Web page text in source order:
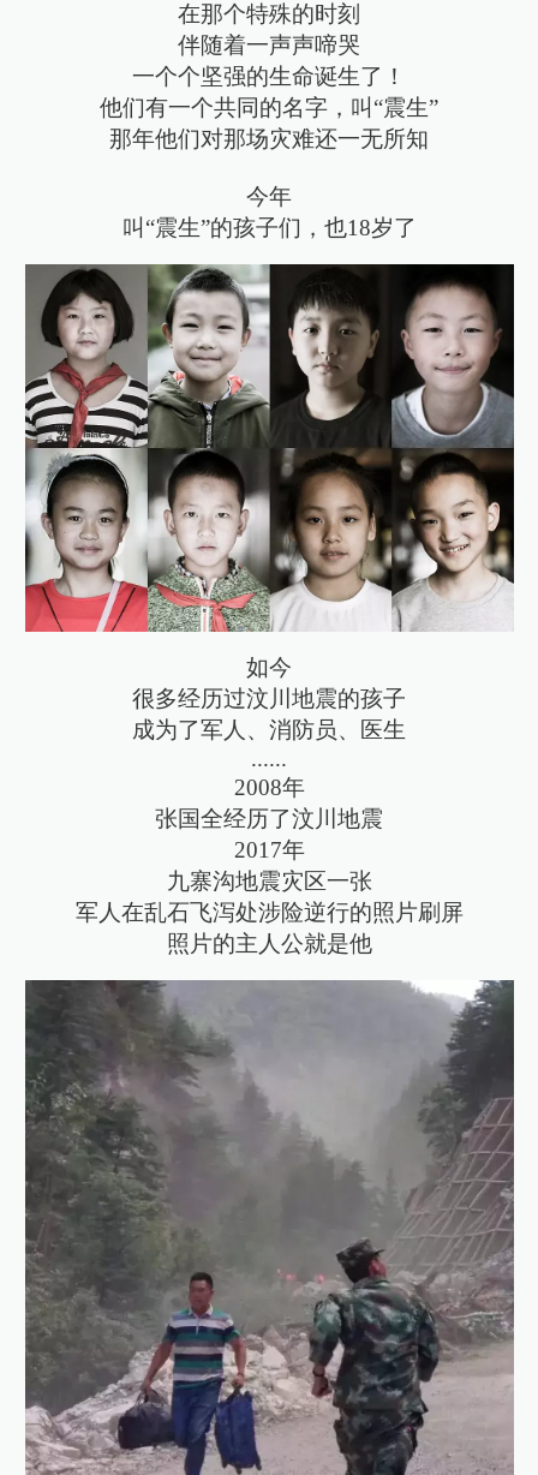
在那个特殊的时刻
伴随着一声声啼哭
一个个坚强的生命诞生了！
他们有一个共同的名字，叫“震生”
那年他们对那场灾难还一无所知
今年
叫“震生”的孩子们，也18岁了
如今
很多经历过汶川地震的孩子
成为了军人、消防员、医生
......
2008年
张国全经历了汶川地震
2017年
九寨沟地震灾区一张
军人在乱石飞泻处涉险逆行的照片刷屏
照片的主人公就是他